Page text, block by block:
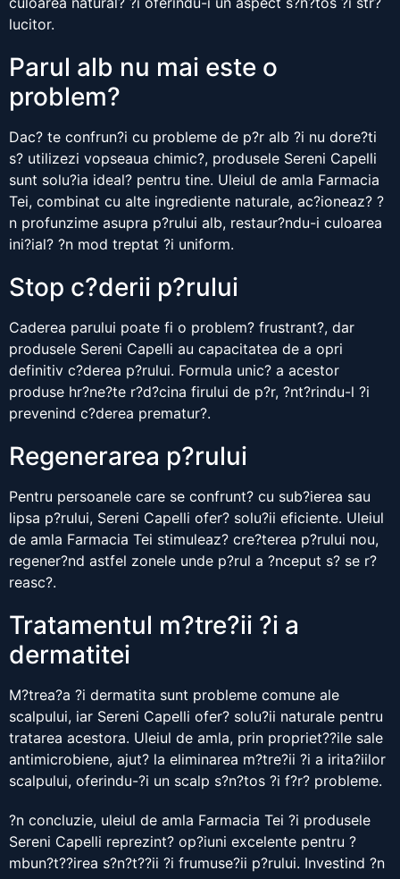
lucitor.
Parul alb nu mai este o
problem?
Dac? te confrun?i cu probleme de p?r alb ?i nu dore?ti
s? utilizezi vopseaua chimic?, produsele Sereni Capelli
sunt solu?ia ideal? pentru tine. Uleiul de amla Farmacia
Tei, combinat cu alte ingrediente naturale, ac?ioneaz? ?
n profunzime asupra p?rului alb, restaur?ndu-i culoarea
ini?ial? ?n mod treptat ?i uniform.
Stop c?derii p?rului
Caderea parului poate fi o problem? frustrant?, dar
produsele Sereni Capelli au capacitatea de a opri
definitiv c?derea p?rului. Formula unic? a acestor
produse hr?ne?te r?d?cina firului de p?r, ?nt?rindu-l ?i
prevenind c?derea prematur?.
Regenerarea p?rului
Pentru persoanele care se confrunt? cu sub?ierea sau
lipsa p?rului, Sereni Capelli ofer? solu?ii eficiente. Uleiul
de amla Farmacia Tei stimuleaz? cre?terea p?rului nou,
regener?nd astfel zonele unde p?rul a ?nceput s? se r?
reasc?.
Tratamentul m?tre?ii ?i a
dermatitei
M?trea?a ?i dermatita sunt probleme comune ale
scalpului, iar Sereni Capelli ofer? solu?ii naturale pentru
tratarea acestora. Uleiul de amla, prin propriet??ile sale
antimicrobiene, ajut? la eliminarea m?tre?ii ?i a irita?iilor
scalpului, oferindu-?i un scalp s?n?tos ?i f?r? probleme.
?n concluzie, uleiul de amla Farmacia Tei ?i produsele
Sereni Capelli reprezint? op?iuni excelente pentru ?
mbun?t??irea s?n?t??ii ?i frumuse?ii p?rului. Investind ?n